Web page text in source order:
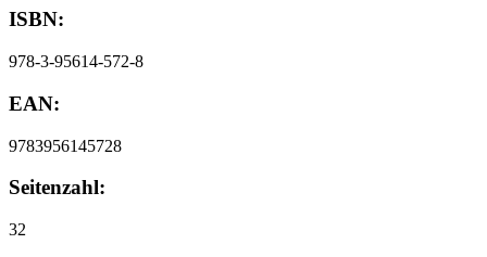
ISBN:
978-3-95614-572-8
EAN:
9783956145728
Seitenzahl:
32